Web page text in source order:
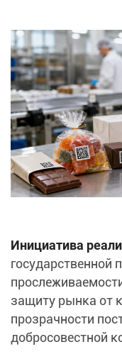
Инициатива
государственной
защиту рынка от
прозрачности
добросовестной